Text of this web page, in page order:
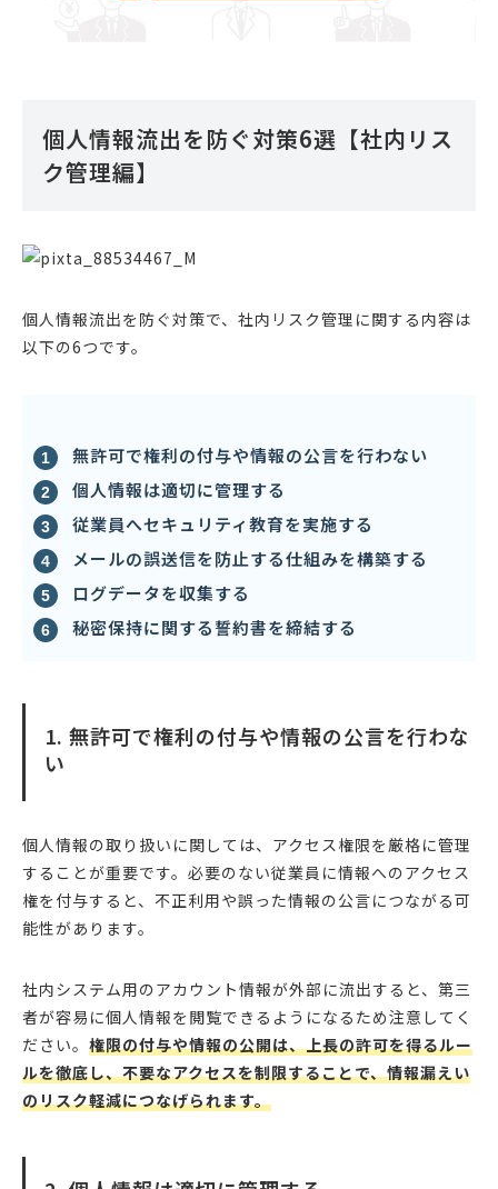
個人情報流出を防ぐ対策6選【社内リス
ク管理編】
個人情報流出を防ぐ対策で、社内リスク管理に関する内容は
以下の6つです。
無許可で権利の付与や情報の公言を行わない
個人情報は適切に管理する
従業員へセキュリティ教育を実施する
メールの誤送信を防止する仕組みを構築する
ログデータを収集する
秘密保持に関する誓約書を締結する
1. 無許可で権利の付与や情報の公言を行わな
い
個人情報の取り扱いに関しては、アクセス権限を厳格に管理
することが重要です。必要のない従業員に情報へのアクセス
権を付与すると、不正利用や誤った情報の公言につながる可
能性があります。
社内システム用のアカウント情報が外部に流出すると、第三
者が容易に個人情報を閲覧できるようになるため注意してく
ださい。 権限の付与や情報の公開は、上長の許可を得るルー
ルを徹底し、不要なアクセスを制限することで、情報漏えい
のリスク軽減につなげられます。